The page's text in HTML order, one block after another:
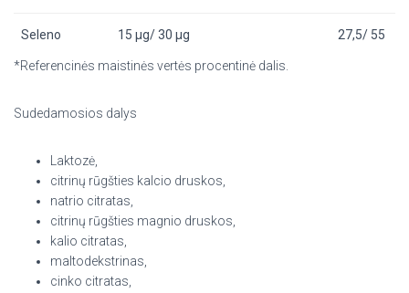
Seleno 15 µg/ 30 µg 27,5/ 55
*Referencinės maistinės vertės procentinė dalis.
Sudedamosios dalys
Laktozė,
citrinų rūgšties kalcio druskos,
natrio citratas,
citrinų rūgšties magnio druskos,
kalio citratas,
maltodekstrinas,
cinko citratas,